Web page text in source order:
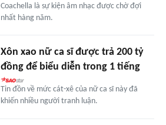
Coachella là sự kiện âm nhạc được chờ đợi
nhất hàng năm.
Xôn xao nữ ca sĩ được trả 200 tỷ
đồng để biểu diễn trong 1 tiếng
Tin đồn về mức cát-xê của nữ ca sĩ này đã
khiến nhiều người tranh luận.